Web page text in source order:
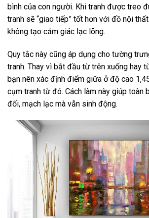
bình của con người. Khi tranh được treo
tranh sẽ “giao tiếp” tốt hơn với đồ nội
không tạo cảm giác lạc lõng.
Quy tắc này cũng áp dụng cho tường
tranh. Thay vì bắt đầu từ trên xuống hay
bạn nên xác định điểm giữa ở độ cao
cụm tranh từ đó. Cách làm này giúp toàn
đối, mạch lạc mà vẫn sinh động.